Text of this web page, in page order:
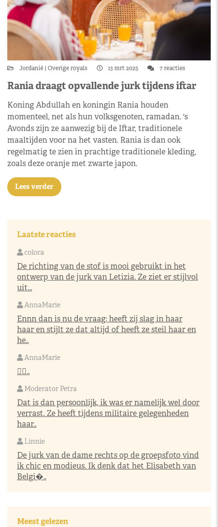
Jordanië Overige royals 13 mrt 2025 7 reacties
Rania draagt opvallende jurk tijdens iftar
Koning Abdullah en koningin Rania houden
momenteel, net als hun volksgenoten, ramadan. 's
Avonds zijn ze aanwezig bij de Iftar, traditionele
maaltijden voor na het vasten. Rania is dan ook
regelmatig te zien in prachtige traditionele kleding,
zoals deze oranje met zwarte japon.
Lees verder
Laatste reacties
colora
De richting van de stof is mooi gebruikt in het
ontwerp van de jurk van Letizia. Ze ziet er stijlvol
uit...
AnnaMarie
Ennn dan is nu de vraag: heeft zij slag in haar
haar en stijlt ze dat altijd of heeft ze steil haar en
he..
AnnaMarie
👌🏼..
Moderator Petra
Dat is dan persoonlijk, ik was er namelijk wel door
verrast. Ze heeft tijdens militaire gelegenheden
haar..
Linnie
De jurk van de dame rechts op de groepsfoto vind
ik chic en modieus. Ik denk dat het Elisabeth van
Belgi�..
Meest gelezen